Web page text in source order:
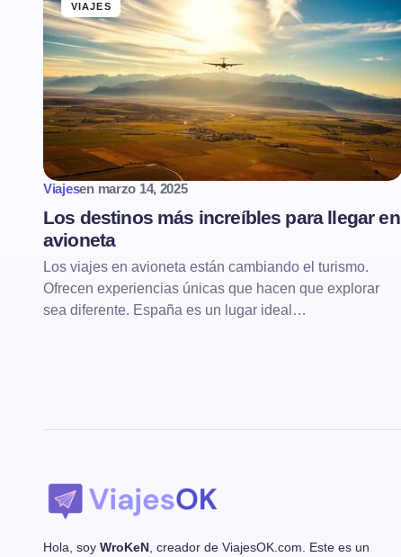
VIAJES
Viajesen marzo 14, 2025
Los destinos más increíbles para llegar en
avioneta
Los viajes en avioneta están cambiando el turismo.
Ofrecen experiencias únicas que hacen que explorar
sea diferente. España es un lugar ideal…
Hola, soy WroKeN , creador de ViajesOK.com. Este es un